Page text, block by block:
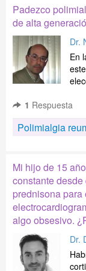
Padezco
de alta
Dr.
En
1 Respuesta
Polimialgia
Mi hijo de 15
constante
prednisona para
algo obsesivo.
Dr.